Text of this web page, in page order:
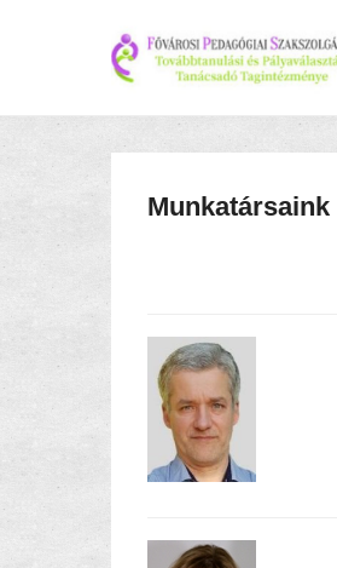
Munkatársaink